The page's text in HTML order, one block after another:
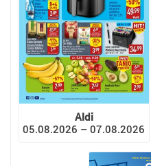
Aldi
05.08.2026 – 07.08.2026